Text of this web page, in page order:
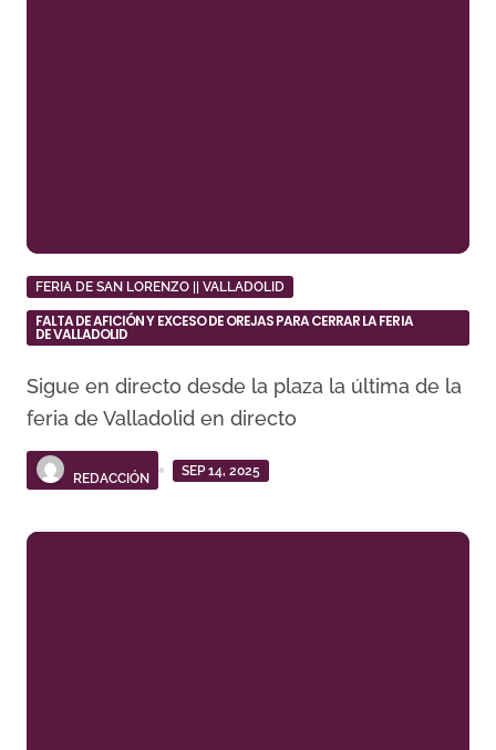
FERIA DE SAN LORENZO || VALLADOLID
FALTA DE AFICIÓN Y EXCESO DE OREJAS PARA CERRAR LA FERIA
DE VALLADOLID
Sigue en directo desde la plaza la última de la
feria de Valladolid en directo
REDACCIÓN
SEP 14, 2025